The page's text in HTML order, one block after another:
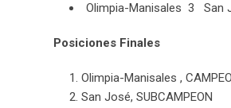
Olimpia-Manisales 3 San
Posiciones Finales
Olimpia-Manisales ,
San José, SUBCAMPEON